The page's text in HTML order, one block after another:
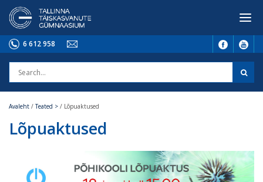
6 612 958
Avaleht /Teated > / Lõpuaktused
Lõpuaktused